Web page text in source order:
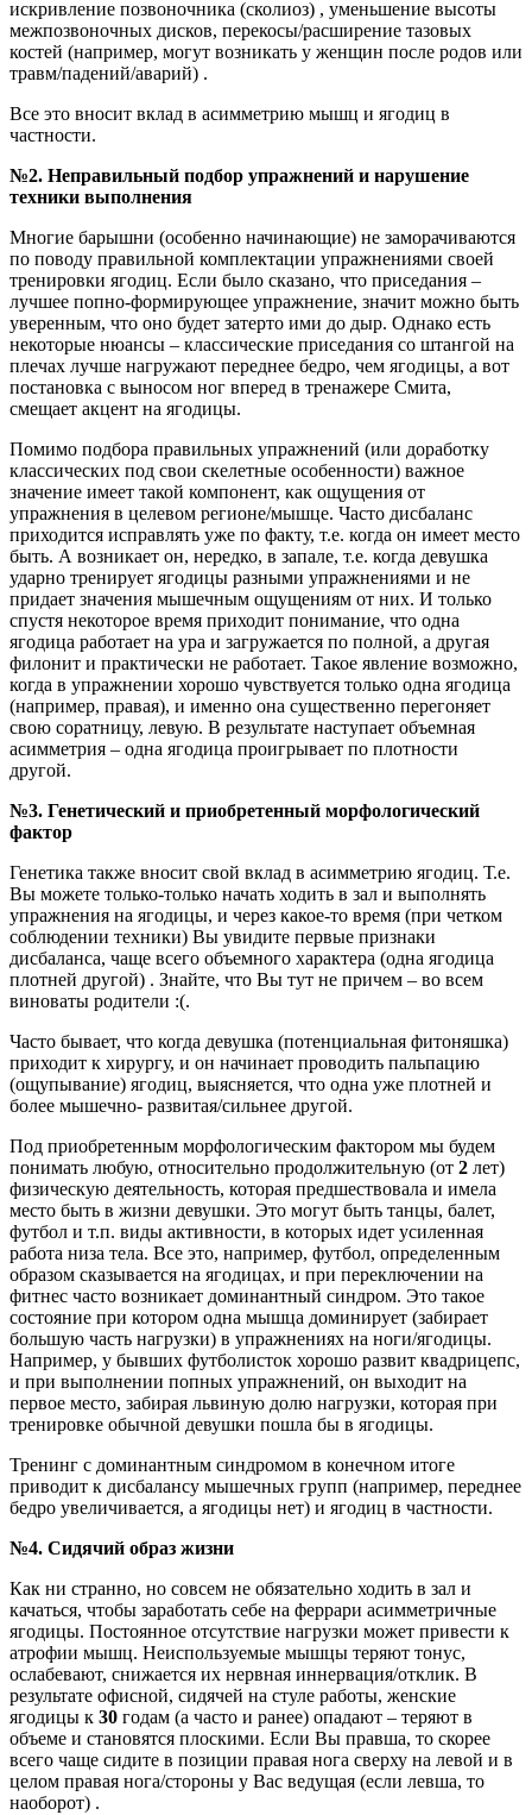
искривление позвоночника (сколиоз) , уменьшение высоты
межпозвоночных дисков, перекосы/расширение тазовых
костей (например, могут возникать у женщин после родов или
травм/падений/аварий) .
Все это вносит вклад в асимметрию мышц и ягодиц в
частности.
№2. Неправильный подбор упражнений и нарушение
техники выполнения
Многие барышни (особенно начинающие) не заморачиваются
по поводу правильной комплектации упражнениями своей
тренировки ягодиц. Если было сказано, что приседания –
лучшее попно-формирующее упражнение, значит можно быть
уверенным, что оно будет затерто ими до дыр. Однако есть
некоторые нюансы – классические приседания со штангой на
плечах лучше нагружают переднее бедро, чем ягодицы, а вот
постановка с выносом ног вперед в тренажере Смита,
смещает акцент на ягодицы.
Помимо подбора правильных упражнений (или доработку
классических под свои скелетные особенности) важное
значение имеет такой компонент, как ощущения от
упражнения в целевом регионе/мышце. Часто дисбаланс
приходится исправлять уже по факту, т.е. когда он имеет место
быть. А возникает он, нередко, в запале, т.е. когда девушка
ударно тренирует ягодицы разными упражнениями и не
придает значения мышечным ощущениям от них. И только
спустя некоторое время приходит понимание, что одна
ягодица работает на ура и загружается по полной, а другая
филонит и практически не работает. Такое явление возможно,
когда в упражнении хорошо чувствуется только одна ягодица
(например, правая), и именно она существенно перегоняет
свою соратницу, левую. В результате наступает объемная
асимметрия – одна ягодица проигрывает по плотности
другой.
№3. Генетический и приобретенный морфологический
фактор
Генетика также вносит свой вклад в асимметрию ягодиц. Т.е.
Вы можете только-только начать ходить в зал и выполнять
упражнения на ягодицы, и через какое-то время (при четком
соблюдении техники) Вы увидите первые признаки
дисбаланса, чаще всего объемного характера (одна ягодица
плотней другой) . Знайте, что Вы тут не причем – во всем
виноваты родители :(.
Часто бывает, что когда девушка (потенциальная фитоняшка)
приходит к хирургу, и он начинает проводить пальпацию
(ощупывание) ягодиц, выясняется, что одна уже плотней и
более мышечно- развитая/сильнее другой.
Под приобретенным морфологическим фактором мы будем
понимать любую, относительно продолжительную (от 2 лет)
физическую деятельность, которая предшествовала и имела
место быть в жизни девушки. Это могут быть танцы, балет,
футбол и т.п. виды активности, в которых идет усиленная
работа низа тела. Все это, например, футбол, определенным
образом сказывается на ягодицах, и при переключении на
фитнес часто возникает доминантный синдром. Это такое
состояние при котором одна мышца доминирует (забирает
большую часть нагрузки) в упражнениях на ноги/ягодицы.
Например, у бывших футболисток хорошо развит квадрицепс,
и при выполнении попных упражнений, он выходит на
первое место, забирая львиную долю нагрузки, которая при
тренировке обычной девушки пошла бы в ягодицы.
Тренинг с доминантным синдромом в конечном итоге
приводит к дисбалансу мышечных групп (например, переднее
бедро увеличивается, а ягодицы нет) и ягодиц в частности.
№4. Сидячий образ жизни
Как ни странно, но совсем не обязательно ходить в зал и
качаться, чтобы заработать себе на феррари асимметричные
ягодицы. Постоянное отсутствие нагрузки может привести к
атрофии мышц. Неиспользуемые мышцы теряют тонус,
ослабевают, снижается их нервная иннервация/отклик. В
результате офисной, сидячей на стуле работы, женские
ягодицы к 30 годам (а часто и ранее) опадают – теряют в
объеме и становятся плоскими. Если Вы правша, то скорее
всего чаще сидите в позиции правая нога сверху на левой и в
целом правая нога/стороны у Вас ведущая (если левша, то
наоборот) .